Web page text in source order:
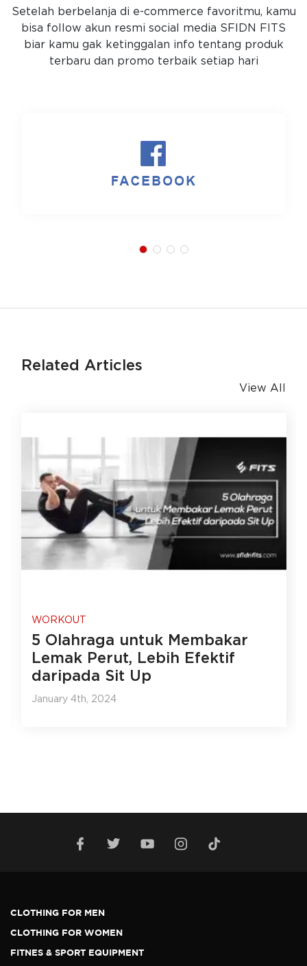
Setelah berbelanja di e-commerce favoritmu, kamu
bisa follow akun resmi social media SFIDN FITS
biar kamu gak ketinggalan info tentang produk
terbaru dan promo terbaik setiap hari
Related Articles
View All
WORKOUT
5 Olahraga untuk Membakar
Lemak Perut, Lebih Efektif
daripada Sit Up
January 4th, 2024
CLOTHING FOR MEN
CLOTHING FOR WOMEN
FITNES & SPORT EQUIPMENT